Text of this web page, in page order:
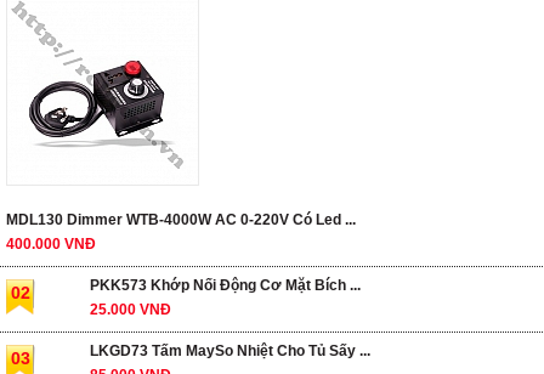
MDL130 Dimmer WTB-4000W AC 0-220V Có Led ...
400.000 VNĐ
02
PKK573 Khớp Nối Động Cơ Mặt Bích ...
25.000 VNĐ
03
LKGD73 Tấm MaySo Nhiệt Cho Tủ Sấy ...